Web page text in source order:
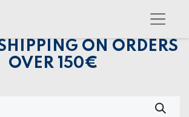
SHIPPING ON ORDERS
OVER 150€